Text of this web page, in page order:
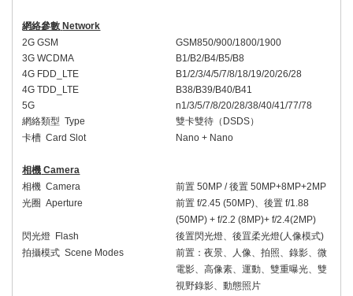
網絡參數 Network
2G GSM
GSM850/900/1800/1900
3G WCDMA
B1/B2/B4/B5/B8
4G FDD_LTE
B1/2/3/4/5/7/8/18/19/20/26/28
4G TDD_LTE
B38/B39/B40/B41
5G
n1/3/5/7/8/20/28/38/40/41/77/78
網絡類型 Type 雙卡雙待（ DSDS）
卡槽 Card Slot Nano + Nano
相機 Camera
相機 Camera 前置50MP /後置 50MP+8MP+2MP
光圈
Aperture 前置 f/2.45 (50MP)、後置 f/1.88
(50MP) + f/2.2 (8MP)+ f/2.4(2MP)
閃光燈 Flash 後置閃光燈、後罝柔光燈(人像模式)
拍攝模式 Scene Modes
前置：夜景、人像、拍照、錄影、微
電影、高像素、運動、雙重曝光、雙
視野錄影、動態照片